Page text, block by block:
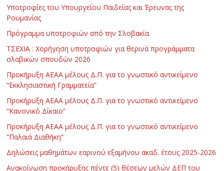
Υποτροφίες του Υπουργείου Παιδείας και Έρευνας της
Ρουμανίας
Πρόγραμμα υποτροφιών από την Σλοβακία
ΤΣΕΧΙΑ : Χορήγηση υποτροφιών για θερινά προγράμματα
σλαβικών σπουδών 2026
Προκήρυξη ΑΕΑΑ μέλους Δ.Π. για το γνωστικό αντικείμενο
“Εκκλησιαστική Γραμματεία”
Προκήρυξη ΑΕΑΑ μέλους Δ.Π. για το γνωστικό αντικείμενο
“Κανονικό Δίκαιο”
Προκήρυξη ΑΕΑΑ μέλους Δ.Π. για το γνωστικό αντικείμενο
“Παλαιά Διαθήκη”
Δηλώσεις μαθημάτων εαρινού εξαμήνου ακαδ. έτους 2025-2026
Ανακοίνωση προκήρυξης πέντε (5) θέσεων μελών ΔΕΠ του